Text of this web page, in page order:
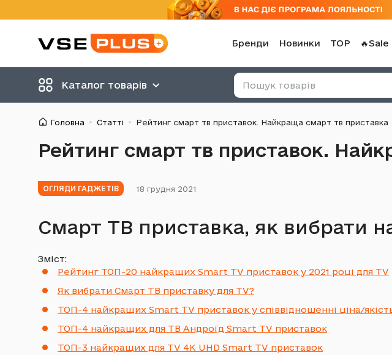
Бренди Новинки TOP 🔥Sale
Головна Статті Рейтинг смарт тв приставок. Найкраща смарт тв приставка
Рейтинг смарт тв приставок.
ОГЛЯДИ ГАДЖЕТІВ 18 грудня 2021
Смарт ТВ приставка, як вибрати
Зміст:
Рейтинг ТОП-20 найкращих Smart TV приставок у 2021 році для TV
Як вибрати Смарт ТВ приставку для TV?
ТОП-4 найкращих Smart TV приставок у співвідношенні ціна/
ТОП-4 найкращих для ТВ Андроїд Smart TV приставок
ТОП-3 найкращих для TV 4К UHD Smart TV приставок
Каталог товарів